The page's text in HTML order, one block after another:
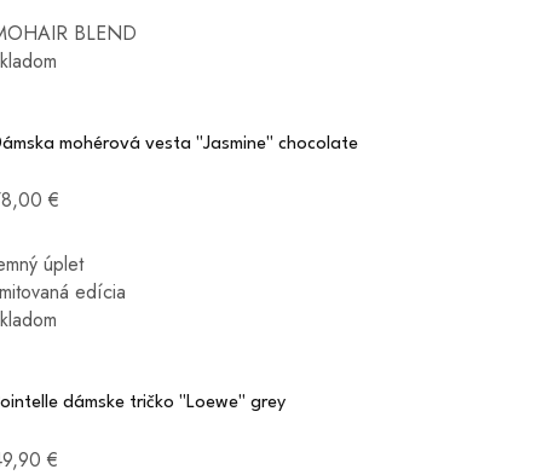
BLEND
mohérová vesta "Jasmine" chocolate
€
úplet
edícia
dámske tričko "Loewe" grey
€